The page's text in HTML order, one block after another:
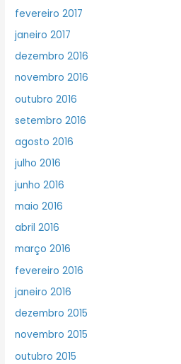
fevereiro 2017
janeiro 2017
dezembro 2016
novembro 2016
outubro 2016
setembro 2016
agosto 2016
julho 2016
junho 2016
maio 2016
abril 2016
março 2016
fevereiro 2016
janeiro 2016
dezembro 2015
novembro 2015
outubro 2015